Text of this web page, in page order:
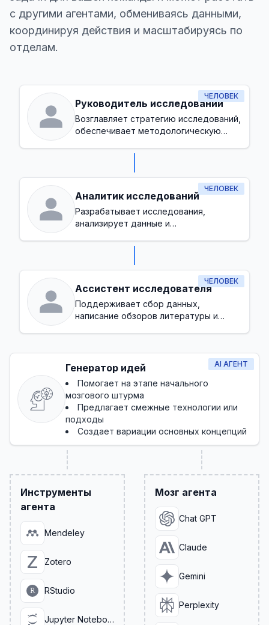
с другими агентами, обмениваясь данными,
координируя действия и масштабируясь по
отделам.
ЧЕЛОВЕК
Руководитель исследований
Возглавляет стратегию исследований,
обеспечивает методологическую
исследований с целями организации
ЧЕЛОВЕК
Аналитик исследований
Разрабатывает исследования,
анализирует данные и
принятия решений
ЧЕЛОВЕК
Ассистент исследователя
Поддерживает сбор данных,
написание обзоров литературы и
AI АГЕНТ
Генератор идей
Помогает на этапе начального
мозгового штурма
Предлагает смежные технологии или
подходы
Создает вариации основных концепций
Инструменты
агента
Mendeley
Zotero
RStudio
Jupyter Notebook
Мозг агента
Chat GPT
Claude
Gemini
Perplexity